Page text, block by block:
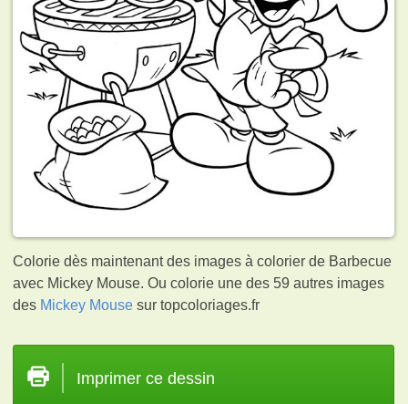
Colorie dès maintenant des images à colorier de Barbecue
avec Mickey Mouse. Ou colorie une des 59 autres images
des Mickey Mouse sur topcoloriages.fr
Imprimer ce dessin